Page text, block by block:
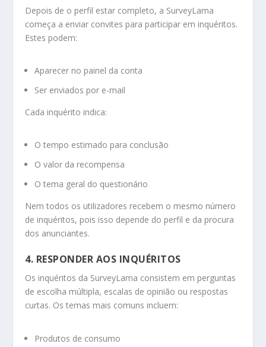
Depois de o perfil estar completo, a SurveyLama
começa a enviar convites para participar em inquéritos.
Estes podem:
Aparecer no painel da conta
Ser enviados por e-mail
Cada inquérito indica:
O tempo estimado para conclusão
O valor da recompensa
O tema geral do questionário
Nem todos os utilizadores recebem o mesmo número
de inquéritos, pois isso depende do perfil e da procura
dos anunciantes.
4. RESPONDER AOS INQUÉRITOS
Os inquéritos da SurveyLama consistem em perguntas
de escolha múltipla, escalas de opinião ou respostas
curtas. Os temas mais comuns incluem:
Produtos de consumo